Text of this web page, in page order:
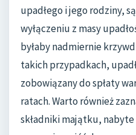
upadłego i jego rodziny,
wyłączeniu z masy
byłaby nadmiernie
takich przypadkach,
zobowiązany do spłaty
ratach. Warto również
składniki majątku, nabyte